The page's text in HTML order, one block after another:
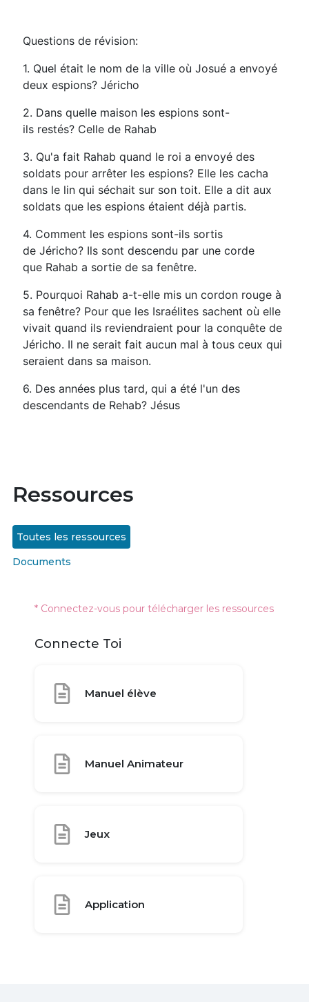
Questions de révision:
1. Quel était le nom de la ville où Josué a envoyé
deux espions? Jéricho
2. Dans quelle maison les espions sont-
ils restés? Celle de Rahab
3. Qu'a fait Rahab quand le roi a envoyé des
soldats pour arrêter les espions? Elle les cacha
dans le lin qui séchait sur son toit. Elle a dit aux
soldats que les espions étaient déjà partis.
4. Comment les espions sont-ils sortis
de Jéricho? Ils sont descendu par une corde
que Rahab a sortie de sa fenêtre.
5. Pourquoi Rahab a-t-elle mis un cordon rouge à
sa fenêtre? Pour que les Israélites sachent où elle
vivait quand ils reviendraient pour la conquête de
Jéricho. Il ne serait fait aucun mal à tous ceux qui
seraient dans sa maison.
6. Des années plus tard, qui a été l'un des
descendants de Rehab? Jésus
Ressources
Toutes les ressources
Documents
* Connectez-vous pour télécharger les ressources
Connecte Toi
Manuel élève
Manuel Animateur
Jeux
Application